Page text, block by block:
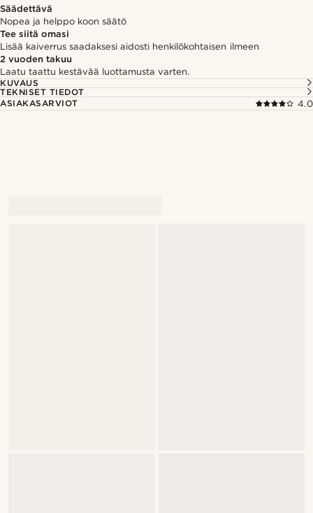
Säädettävä
Nopea ja helppo koon säätö
Tee siitä omasi
Lisää kaiverrus saadaksesi aidosti henkilökohtaisen ilmeen
2 vuoden takuu
Laatu taattu kestävää luottamusta varten.
KUVAUS
TEKNISET TIEDOT
ASIAKASARVIOT
4.0